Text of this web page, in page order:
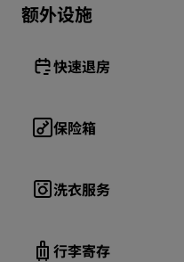
额外设施
快速退房
保险箱
洗衣服务
行李寄存